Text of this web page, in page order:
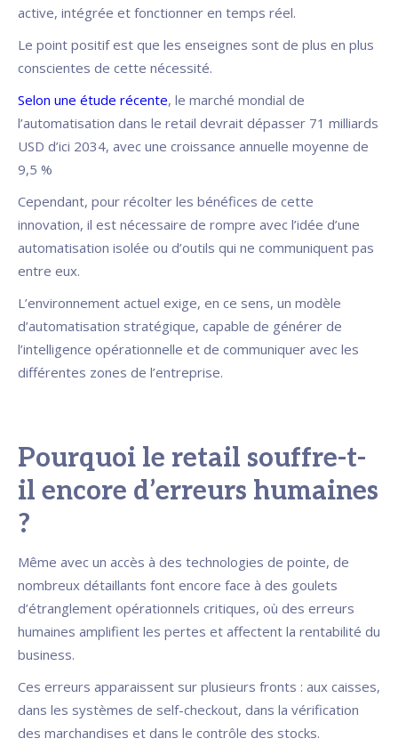
active, intégrée et fonctionner en temps réel.
Le point positif est que les enseignes sont de plus en plus
conscientes de cette nécessité.
Selon une étude récente, le marché mondial de
l’automatisation dans le retail devrait dépasser 71 milliards
USD d’ici 2034, avec une croissance annuelle moyenne de
9,5 %
Cependant, pour récolter les bénéfices de cette
innovation, il est nécessaire de rompre avec l’idée d’une
automatisation isolée ou d’outils qui ne communiquent pas
entre eux.
L’environnement actuel exige, en ce sens, un modèle
d’automatisation stratégique, capable de générer de
l’intelligence opérationnelle et de communiquer avec les
différentes zones de l’entreprise.
Pourquoi le retail souffre-t-
il encore d’erreurs humaines
?
Même avec un accès à des technologies de pointe, de
nombreux détaillants font encore face à des goulets
d’étranglement opérationnels critiques, où des erreurs
humaines amplifient les pertes et affectent la rentabilité du
business.
Ces erreurs apparaissent sur plusieurs fronts : aux caisses,
dans les systèmes de self-checkout, dans la vérification
des marchandises et dans le contrôle des stocks.